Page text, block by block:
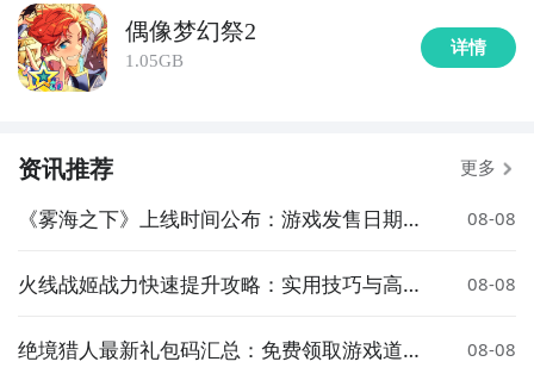
偶像梦幻祭2
1.05GB
详情
资讯推荐 更多
《雾海之下》上线时间公布：游戏发售日期一
08-08
火线战姬战力快速提升攻略：实用技巧与高效
08-08
绝境猎人最新礼包码汇总：免费领取游戏道具
08-08